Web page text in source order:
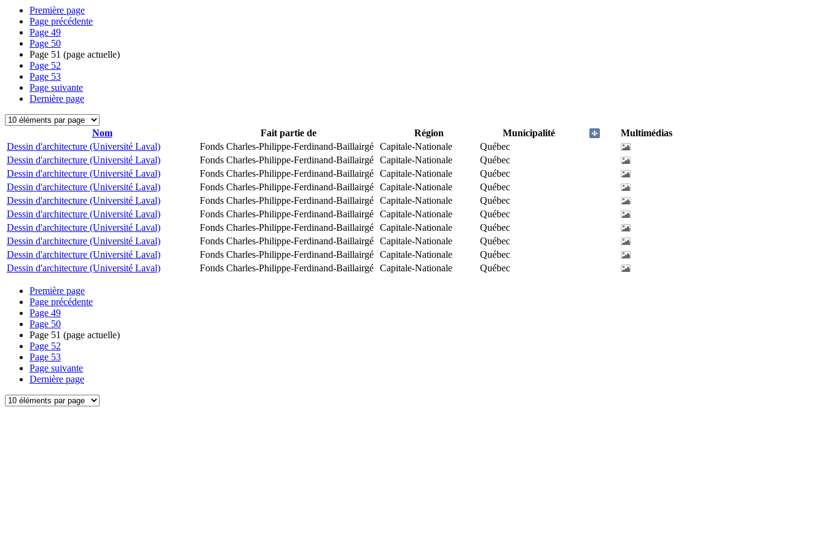
Première page
Page précédente
Page 49
Page 50
Page 51 (page actuelle)
Page 52
Page 53
Page suivante
Dernière page
Nom Fait partie de Région Municipalité
Multimédias
Dessin d'architecture (Université Laval)
Fonds Charles-Philippe-Ferdinand-Baillairgé Capitale-Nationale
Québec
Dessin d'architecture (Université Laval)
Fonds Charles-Philippe-Ferdinand-Baillairgé Capitale-Nationale
Québec
Dessin d'architecture (Université Laval)
Fonds Charles-Philippe-Ferdinand-Baillairgé Capitale-Nationale
Québec
Dessin d'architecture (Université Laval)
Fonds Charles-Philippe-Ferdinand-Baillairgé Capitale-Nationale
Québec
Dessin d'architecture (Université Laval)
Fonds Charles-Philippe-Ferdinand-Baillairgé Capitale-Nationale
Québec
Dessin d'architecture (Université Laval)
Fonds Charles-Philippe-Ferdinand-Baillairgé Capitale-Nationale
Québec
Dessin d'architecture (Université Laval)
Fonds Charles-Philippe-Ferdinand-Baillairgé Capitale-Nationale
Québec
Dessin d'architecture (Université Laval)
Fonds Charles-Philippe-Ferdinand-Baillairgé Capitale-Nationale
Québec
Dessin d'architecture (Université Laval)
Fonds Charles-Philippe-Ferdinand-Baillairgé Capitale-Nationale
Québec
Dessin d'architecture (Université Laval)
Fonds Charles-Philippe-Ferdinand-Baillairgé Capitale-Nationale Québec
Première page
Page précédente
Page 49
Page 50
Page 51 (page actuelle)
Page 52
Page 53
Page suivante
Dernière page